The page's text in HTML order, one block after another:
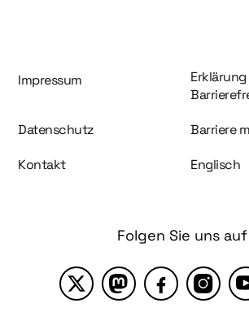
Impressum
Datenschutz Barriere
Kontakt Englisch
Folgen Sie uns auf